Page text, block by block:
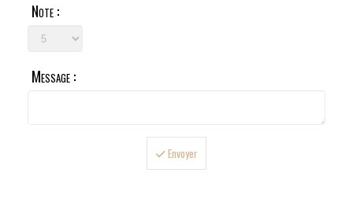
Note :
Message :
Envoyer